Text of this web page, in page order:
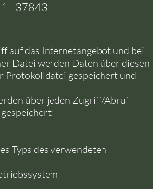
- 37843
auf das Internetangebot und bei
Datei werden Daten über diesen
Protokolldatei gespeichert und
über jeden Zugriff/Abruf
Typs des verwendeten